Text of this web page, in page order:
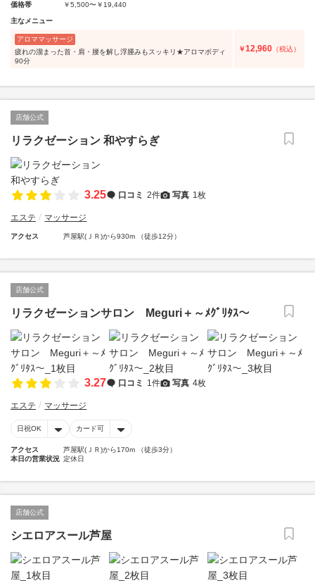
価格帯
￥5,500〜￥19,440
主なメニュー
アロママッサージ
疲れの溜まった首・肩・腰を解し浮腫みもスッキリ★アロマボディ
90分
￥12,960 （税込）
店舗公式
リラクゼーション 和やすらぎ
3.25 口コミ 2件 写真 1枚
エステ マッサージ
アクセス 芦屋駅(ＪＲ)から930m （徒歩12分）
店舗公式
リラクゼーションサロン Meguri＋～ﾒｸﾞﾘﾀｽ～
3.27 口コミ 1件 写真 4枚
エステ マッサージ
日祝OK カード可
アクセス
芦屋駅(ＪＲ)から170m （徒歩3分）
本日の営業状況 定休日
店舗公式
シエロアスール芦屋